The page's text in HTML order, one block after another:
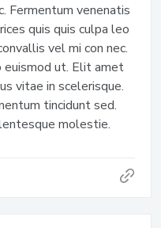
Fermentum venenatis
quis quis culpa leo
vel mi con nec.
euismod ut. Elit amet
vitae in scelerisque.
tincidunt sed.
molestie.